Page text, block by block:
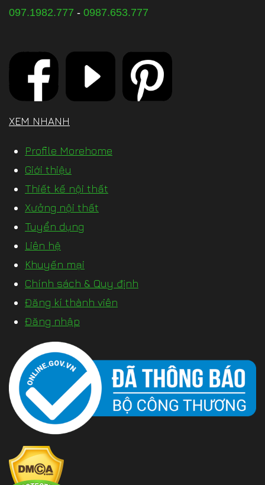
097.1982.777 - 0987.653.777
XEM NHANH
Profile Morehome
Giới thiệu
Thiết kế nội thất
Xưởng nội thất
Tuyển dụng
Liên hệ
Khuyến mại
Chính sách & Quy định
Đăng kí thành viên
Đăng nhập